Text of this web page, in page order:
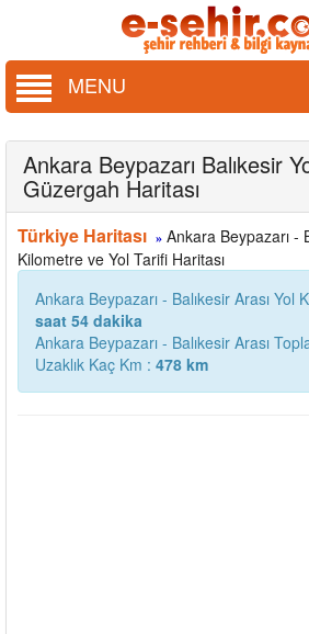
MENU
Ankara Beypazarı Balıkesir
Güzergah Haritası
Türkiye Haritası » Ankara Beypazarı -
Kilometre ve Yol Tarifi Haritası
Ankara Beypazarı - Balıkesir Arası Yol
saat 54 dakika
Ankara Beypazarı - Balıkesir Arası
Uzaklık Kaç Km : 478 km